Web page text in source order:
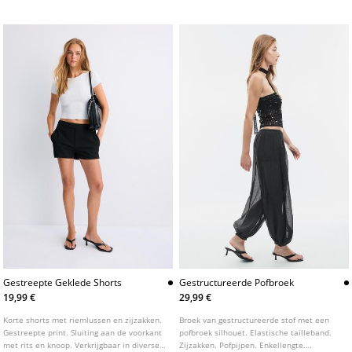
Gestreepte Geklede Shorts
19,99 €
Korte shorts met riemlussen en zijzakken.
Gestreepte print. Sluiting aan de voorkant
met rits en knoop. Verkrijgbaar in diverse
Gestructureerde Pofbroek
29,99 €
Broek van gestructureerde stof met een
pofbroek silhouet. Elastische tailleband.
Zijzakken. Pofpijpen. Enkellengte.